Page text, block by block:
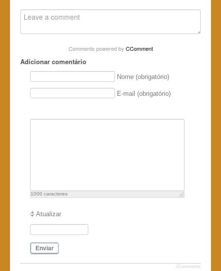
Comments powered by CComment
Adicionar comentário
Nome (obrigatório)
E-mail (obrigatório)
1000 caracteres
Atualizar
Enviar
JComments